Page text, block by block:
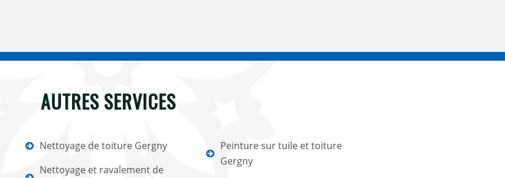
AUTRES SERVICES
Nettoyage de toiture Gergny
Nettoyage et ravalement de
Peinture sur tuile et toiture
Gergny